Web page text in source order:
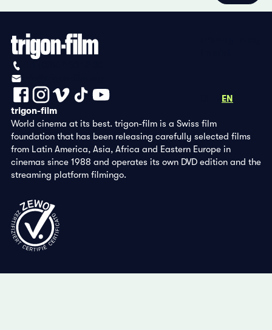
EN
trigon-film
World cinema at its best. trigon-film is a Swiss film
foundation that has been releasing carefully selected films
from Latin America, Asia, Africa and Eastern Europe in
cinemas since 1988 and operates its own DVD edition and the
streaming platform filmingo.